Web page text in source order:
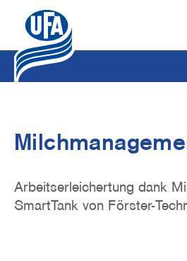
Inhalt
Arbeitserleichertung dank
SmartTank von Förster-